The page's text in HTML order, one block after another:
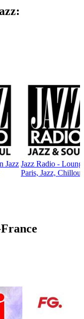
Jazz Jazz Radio -
Paris, Jazz,